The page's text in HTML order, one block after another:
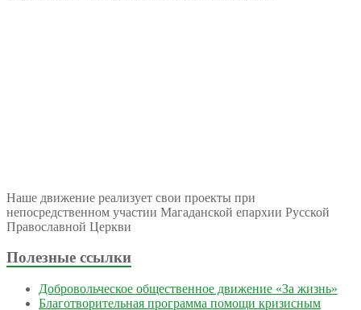
Наше движение реализует свои проекты при
непосредственном участии Магаданской епархии Русской
Православной Церкви
Полезные ссылки
Добровольческое общественное движение «За жизнь»
Благотворительная программа помощи кризисным